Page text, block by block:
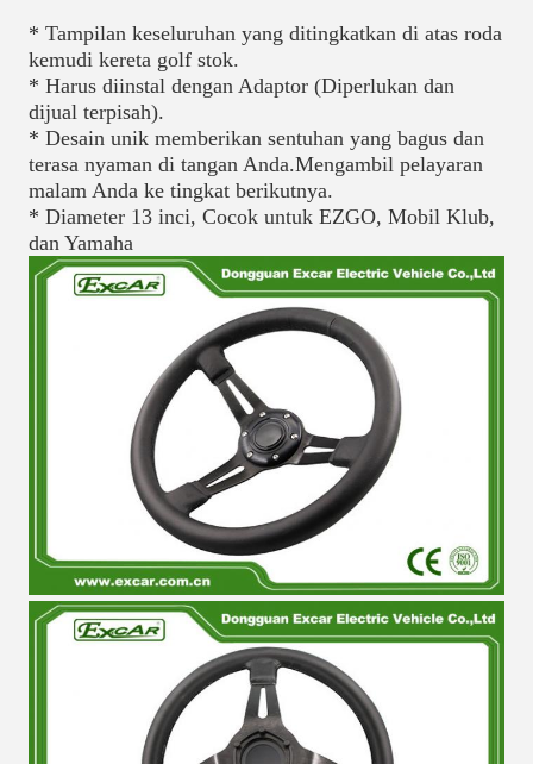
* Tampilan keseluruhan yang ditingkatkan di atas roda
kemudi kereta golf stok.
* Harus diinstal dengan Adaptor (Diperlukan dan
dijual terpisah).
* Desain unik memberikan sentuhan yang bagus dan
terasa nyaman di tangan Anda.Mengambil pelayaran
malam Anda ke tingkat berikutnya.
* Diameter 13 inci, Cocok untuk EZGO, Mobil Klub,
dan Yamaha